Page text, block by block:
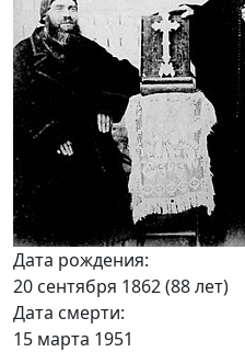
Дата рождения:
20 сентября 1862 (88 лет)
Дата смерти:
15 марта 1951